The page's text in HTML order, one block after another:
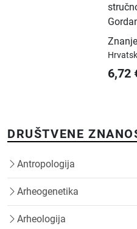
Znanje
6,72
DRUŠTVENE
Antropologija
Arheogenetika
Arheologija